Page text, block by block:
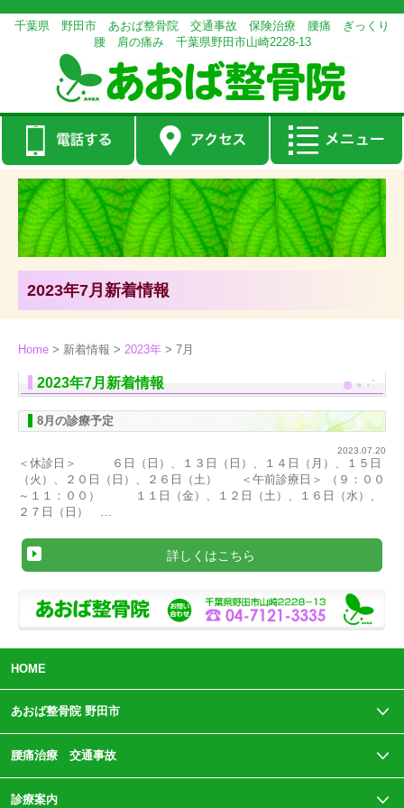
千葉県 野田市 あおば整骨院 交通事故 保険治療 腰痛 ぎっくり
腰 肩の痛み 千葉県野田市山崎2228-13
2023年7月新着情報
Home > 新着情報 > 2023年 > 7月
2023年7月新着情報
8月の診療予定
2023.07.20
＜休診日＞ ６日（日）、１３日（日）、１４日（月）、１５日
（火）、２０日（日）、２６日（土） ＜午前診療日＞ （９：００
～１１：００） １１日（金）、１２日（土）、１６日（水）、
２７日（日） …
詳しくはこちら
HOME
あおば整骨院 野田市
腰痛治療 交通事故
診療案内